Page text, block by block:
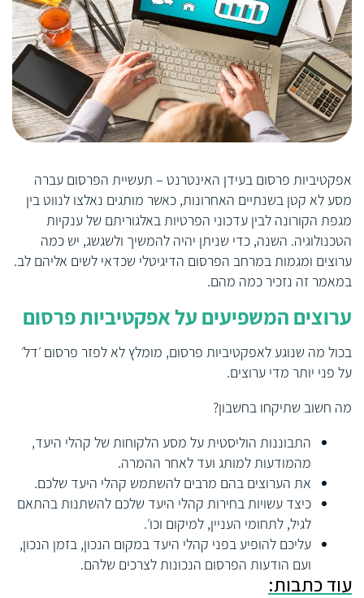
אפקטיביות פרסום בעידן האינטרנט – תעשיית הפרסום עברה
מסע לא קטן בשנתיים האחרונות, כאשר מותגים נאלצו לנווט בין
מגפת הקורונה לבין עדכוני הפרטיות באלגוריתם של ענקיות
הטכנולוגיה. השנה, כדי שניתן יהיה להמשיך ולשגשג, יש כמה
ערוצים ומגמות במרחב הפרסום הדיגיטלי שכדאי לשים אליהם לב.
במאמר זה נזכיר כמה מהם.
ערוצים המשפיעים על אפקטיביות פרסום
בכול מה שנוגע לאפקטיביות פרסום, מומלץ לא לפזר פרסום ׳דל׳
על פני יותר מדי ערוצים.
מה חשוב שתיקחו בחשבון?
התבוננות הוליסטית על מסע הלקוחות של קהלי היעד,
מהמודעות למותג ועד לאחר ההמרה.
את הערוצים בהם מרבים להשתמש קהלי היעד שלכם.
כיצד עשויות בחירות קהלי היעד שלכם להשתנות בהתאם
לגיל, לתחומי העניין, למיקום וכו׳.
עליכם להופיע בפני קהלי היעד במקום הנכון, בזמן הנכון,
ועם הודעות הפרסום הנכונות לצרכים שלהם.
עוד כתבות: